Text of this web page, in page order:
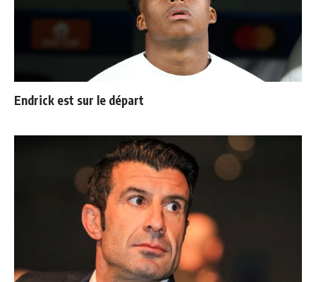
Endrick est sur le départ